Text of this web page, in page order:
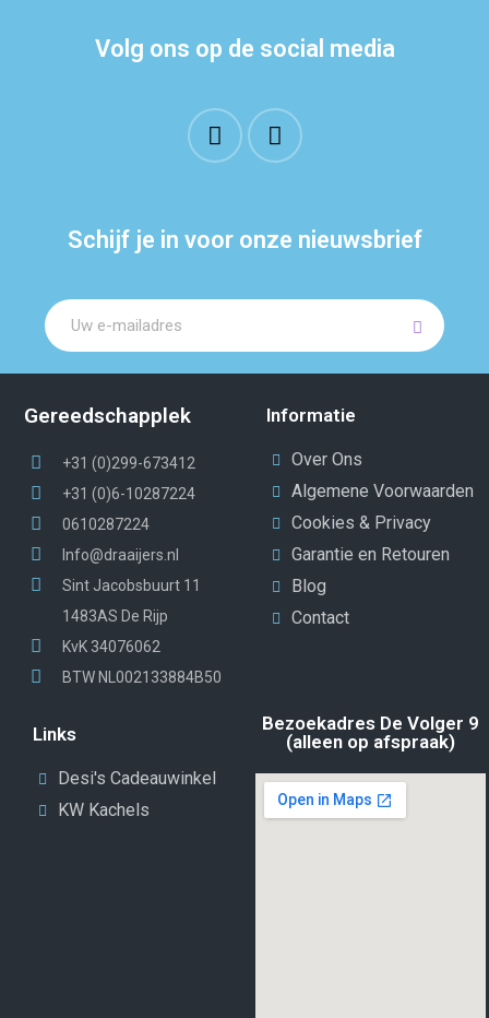
Volg ons op de social media
Schijf je in voor onze nieuwsbrief
Gereedschapplek
+31 (0)299-673412
+31 (0)6-10287224
0610287224
Info@draaijers.nl
Sint Jacobsbuurt 11
1483AS De Rijp
KvK 34076062
BTW NL002133884B50
Informatie
Over Ons
Algemene Voorwaarden
Cookies & Privacy
Garantie en Retouren
Blog
Contact
Links
Desi's Cadeauwinkel
KW Kachels
Bezoekadres De Volger 9
(alleen op afspraak)